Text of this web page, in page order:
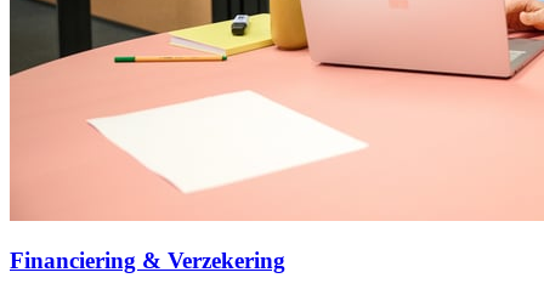
Financiering & Verzekering